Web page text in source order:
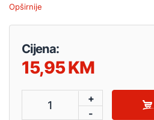
Opširnije
Cijena:
15,95
1
+
-